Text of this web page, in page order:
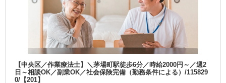
【中央区／作業療法士】＼茅場町駅徒歩6分／時給2000円～／週2
日～相談OK／副業OK／社会保険完備（勤務条件による）/115829
0/【201】